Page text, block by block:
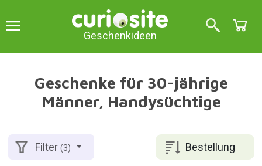
Geschenkideen
Geschenke für 30-jährige
Männer, Handysüchtige
Bestellung
Filter(3)